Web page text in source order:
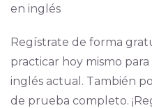
en inglés
Regístrate de forma
practicar hoy mismo
inglés actual. También
de prueba completo.